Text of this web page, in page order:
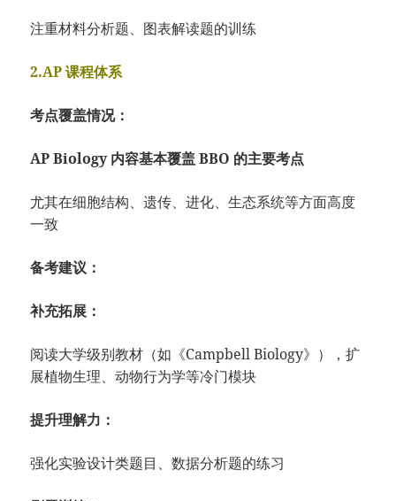
注重材料分析题、图表解读题的训练
2.AP 课程体系
考点覆盖情况：
AP Biology 内容基本覆盖 BBO 的主要考点
尤其在细胞结构、遗传、进化、生态系统等方面高度
一致
备考建议：
补充拓展：
阅读大学级别教材（如《Campbell Biology》），扩
展植物生理、动物行为学等冷门模块
提升理解力：
强化实验设计类题目、数据分析题的练习